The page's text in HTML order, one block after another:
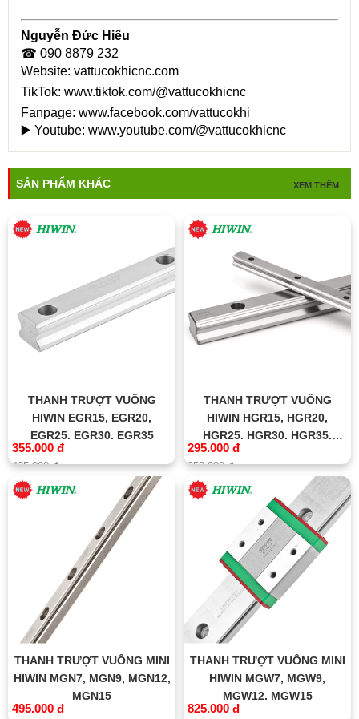
Nguyễn Đức Hiếu
☎ 090 8879 232
Website: vattucokhicnc.com
TikTok: www.tiktok.com/@vattucokhicnc
Fanpage: www.facebook.com/vattucokhi
▶️ Youtube: www.youtube.com/@vattucokhicnc
SẢN PHẨM KHÁC XEM THÊM
THANH TRƯỢT VUÔNG
HIWIN EGR15, EGR20,
EGR25, EGR30, EGR35
355.000 đ
425.000 đ
THANH TRƯỢT VUÔNG
HIWIN HGR15, HGR20,
HGR25, HGR30, HGR35,
HGR45, HGR55, HGR65
295.000 đ
350.000 đ
THANH TRƯỢT VUÔNG MINI
HIWIN MGN7, MGN9, MGN12,
MGN15
495.000 đ
THANH TRƯỢT VUÔNG MINI
HIWIN MGW7, MGW9,
MGW12, MGW15
825.000 đ